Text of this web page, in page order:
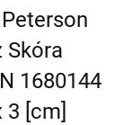
Skóra
1680144
3 [cm]